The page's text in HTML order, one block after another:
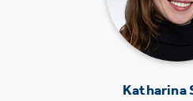
Katharina